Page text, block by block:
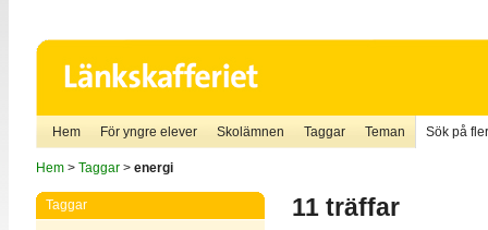
Hem För yngre elever Skolämnen Taggar Teman Sök på
Hem> Taggar> energi
Taggar 11 träffar